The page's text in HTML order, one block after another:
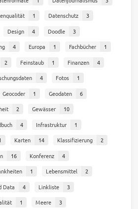
1 Datenschutz
3
Design 4 Doodle
3
4 Europa 1 Fachbücher
1
2 Feinstaub 1 Finanzen
4
4 Fotos
1
Geocoder 1 Geodaten
6
2 Gewässer
10
4 Infrastruktur
1
Karten 14 Klassifizierung
2
16 Konferenz
4
1 Lebensmittel
2
Data 4 Linkliste
3
1 Meere
3